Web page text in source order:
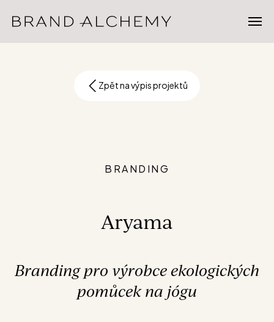
Zpět na výpis projektů
BRANDING
Aryama
Branding pro výrobce ekologických
pomůcek na jógu